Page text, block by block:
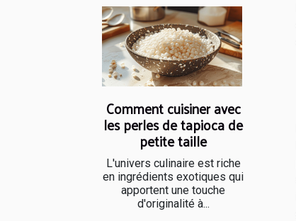
Comment cuisiner avec
les perles de tapioca de
petite taille
L'univers culinaire est riche
en ingrédients exotiques qui
apportent une touche
d'originalité à...